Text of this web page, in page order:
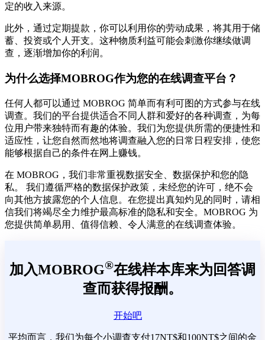
定的收入来源。
此外，通过定期提款，你可以利用你的劳动成果，将其用于储
蓄、投资或个人开支。这种物质利益可能会刺激你继续做调
查，逐渐增加你的利润。
为什么选择MOBROG作为您的在线调查平台？
任何人都可以通过 MOBROG 简单而有利可图的方式参与在线
调查。我们的平台提供适合不同人群和爱好的各种调查，为每
位用户带来独特而有趣的体验。我们为您提供所需的便捷性和
适应性，让您自然而然地将调查融入您的日常日程安排，使您
能够根据自己的条件在网上赚钱。
在 MOBROG，我们非常重视数据安全、数据保护和您的隐
私。 我们遵循严格的数据保护政策，未经您的许可，绝不会
向其他方披露您的个人信息。在您提出真知灼见的同时，请相
信我们将竭尽全力维护最高标准的隐私和安全。MOBROG 为
您提供简单易用、值得信赖、令人满意的在线调查体验。
加入MOBROG®在线样本库来为回答调
查而获得报酬。
开始吧
平均而言，我们为每个小调查支付17NT$和100NT$之间的金